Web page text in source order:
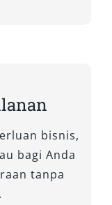
dengan
Setiap unit
baik untuk
maupun
Alphard yang
bisnis,
bagi Anda
tanpa